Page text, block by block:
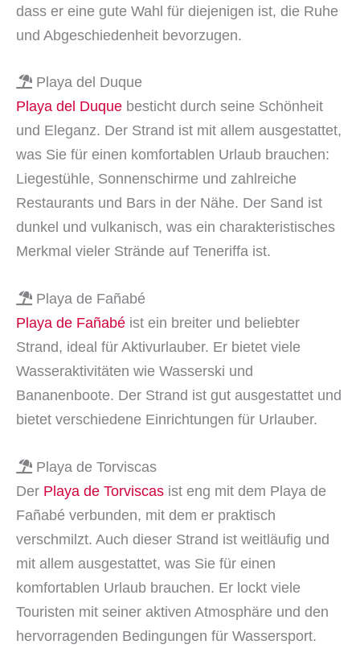
dass er eine gute Wahl für diejenigen ist, die Ruhe
und Abgeschiedenheit bevorzugen.
Playa del Duque
Playa del Duque besticht durch seine Schönheit
und Eleganz. Der Strand ist mit allem ausgestattet,
was Sie für einen komfortablen Urlaub brauchen:
Liegestühle, Sonnenschirme und zahlreiche
Restaurants und Bars in der Nähe. Der Sand ist
dunkel und vulkanisch, was ein charakteristisches
Merkmal vieler Strände auf Teneriffa ist.
Playa de Fañabé
Playa de Fañabé ist ein breiter und beliebter
Strand, ideal für Aktivurlauber. Er bietet viele
Wasseraktivitäten wie Wasserski und
Bananenboote. Der Strand ist gut ausgestattet und
bietet verschiedene Einrichtungen für Urlauber.
Playa de Torviscas
Der Playa de Torviscas ist eng mit dem Playa de
Fañabé verbunden, mit dem er praktisch
verschmilzt. Auch dieser Strand ist weitläufig und
mit allem ausgestattet, was Sie für einen
komfortablen Urlaub brauchen. Er lockt viele
Touristen mit seiner aktiven Atmosphäre und den
hervorragenden Bedingungen für Wassersport.